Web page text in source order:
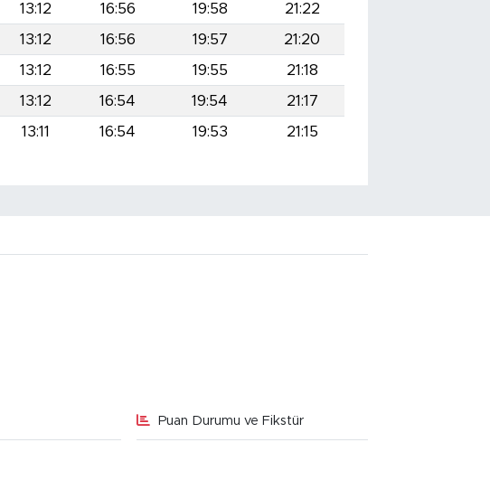
13:12 16:56 19:58
21:22
13:12 16:56 19:57
21:20
13:12 16:55 19:55
21:18
13:12 16:54 19:54
21:17
13:11 16:54 19:53 21:15
Puan Durumu ve Fikstür